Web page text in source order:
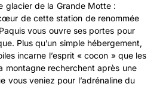
glacier de la Grande Motte :
de cette station de renommée
vous ouvre ses portes pour
Plus qu’un simple hébergement,
incarne l’esprit « cocon » que les
montagne recherchent après une
vous veniez pour l’adrénaline du